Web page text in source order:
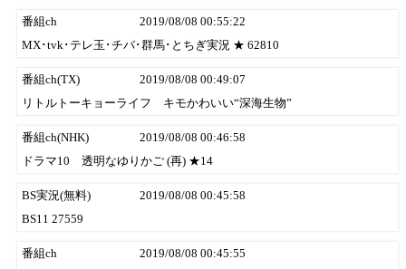
番組ch
2019/08/08 00:55:22
MX･tvk･テレ玉･チバ･群馬･とちぎ実況 ★ 62810
番組ch(TX)
2019/08/08 00:49:07
リトルトーキョーライフ キモかわいい“深海生物”
番組ch(NHK)
2019/08/08 00:46:58
ドラマ10 透明なゆりかご (再) ★14
BS実況(無料)
2019/08/08 00:45:58
BS11 27559
番組ch
2019/08/08 00:45:55